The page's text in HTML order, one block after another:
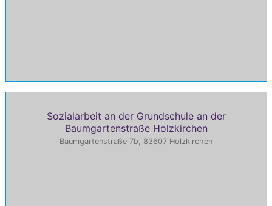
Sozialarbeit an der Grundschule an der
Baumgartenstraße Holzkirchen
Baumgartenstraße 7b, 83607 Holzkirchen